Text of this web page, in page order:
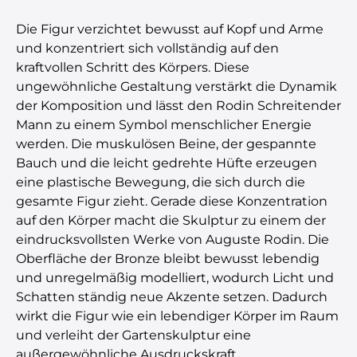
Die Figur verzichtet bewusst auf Kopf und Arme
und konzentriert sich vollständig auf den
kraftvollen Schritt des Körpers. Diese
ungewöhnliche Gestaltung verstärkt die Dynamik
der Komposition und lässt den Rodin Schreitender
Mann zu einem Symbol menschlicher Energie
werden. Die muskulösen Beine, der gespannte
Bauch und die leicht gedrehte Hüfte erzeugen
eine plastische Bewegung, die sich durch die
gesamte Figur zieht. Gerade diese Konzentration
auf den Körper macht die Skulptur zu einem der
eindrucksvollsten Werke von Auguste Rodin. Die
Oberfläche der Bronze bleibt bewusst lebendig
und unregelmäßig modelliert, wodurch Licht und
Schatten ständig neue Akzente setzen. Dadurch
wirkt die Figur wie ein lebendiger Körper im Raum
und verleiht der Gartenskulptur eine
außergewöhnliche Ausdruckskraft.